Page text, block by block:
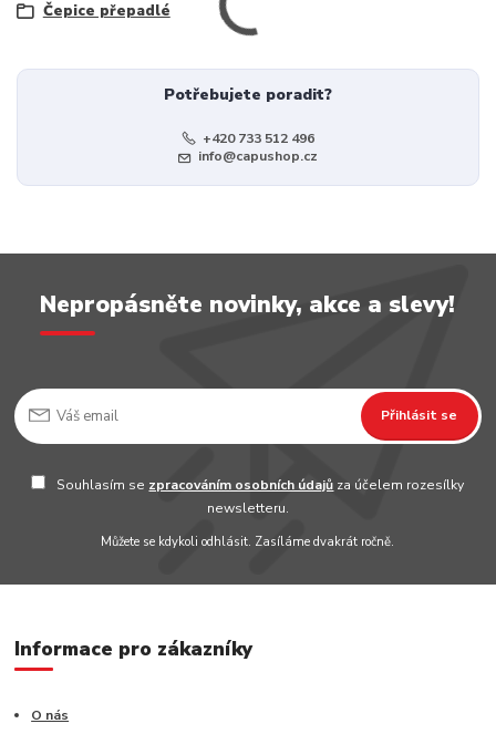
Čepice přepadlé
Potřebujete poradit?
+420 733 512 496
info@capushop.cz
Nepropásněte novinky, akce a slevy!
Přihlásit se
Souhlasím se zpracováním osobních údajů za účelem rozesílky
newsletteru.
Můžete se kdykoli odhlásit. Zasíláme dvakrát ročně.
Informace pro zákazníky
O nás